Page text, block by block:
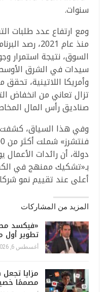
سنوات.
منذ عام
السوق، نتيجة استمرار
سيدات في الشرق الأوسط
وأمريكا اللاتينية،
تزال تعاني من انخفاض
صناديق رأس المال
وفي هذا السياق، كشفت
دولة، أن رائدات
بـ«تشكيك ممنهج في
أعلى عند تقييم نمو
المزيد من المشاركات
«فيكسد
تطوير
أغسطس 6, 2026
مصممًا